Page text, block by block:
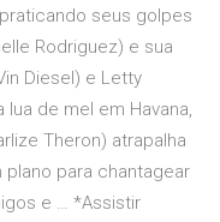
seus golpes
Rodriguez) e sua
Diesel) e Letty
de mel em Havana,
Theron) atrapalha
plano para chantagear
e … *Assistir